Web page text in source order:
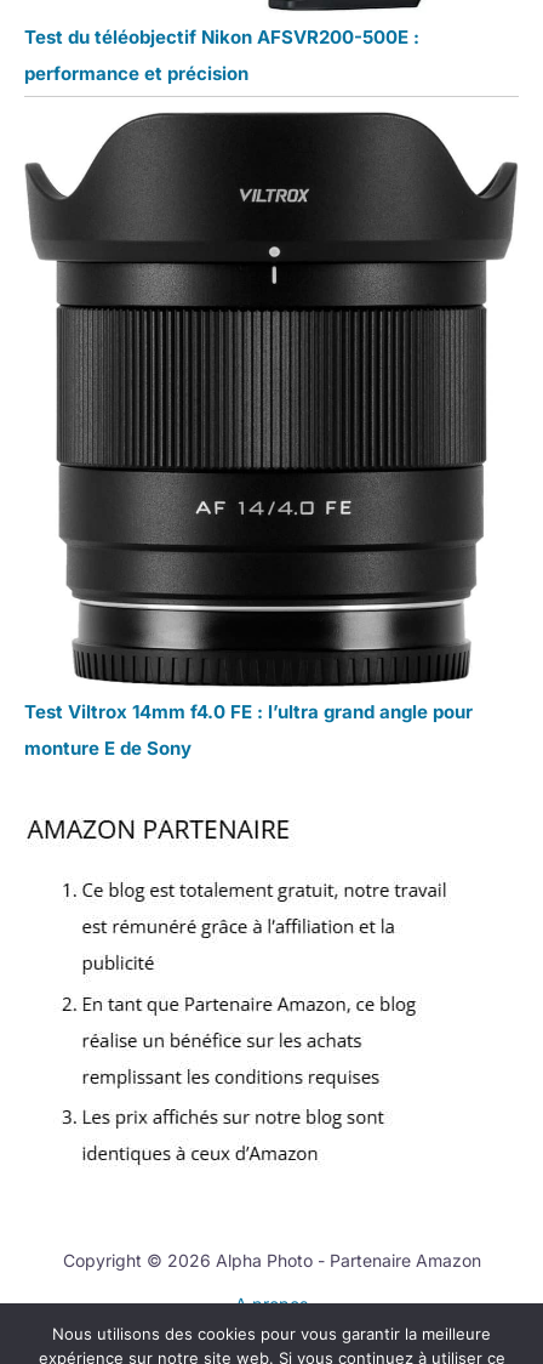
Test du téléobjectif Nikon AFSVR200-500E :
performance et précision
Test Viltrox 14mm f4.0 FE : l’ultra grand angle pour
monture E de Sony
Copyright © 2026 Alpha Photo - Partenaire Amazon
A propos
Contact
Nous utilisons des cookies pour vous garantir la meilleure
expérience sur notre site web. Si vous continuez à utiliser ce